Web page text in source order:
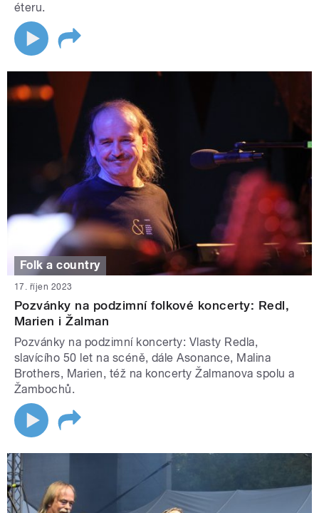
éteru.
Folk a country
17. říjen 2023
Pozvánky na podzimní folkové koncerty: Redl,
Marien i Žalman
Pozvánky na podzimní koncerty: Vlasty Redla,
slavícího 50 let na scéně, dále Asonance, Malina
Brothers, Marien, též na koncerty Žalmanova spolu a
Žambochů.